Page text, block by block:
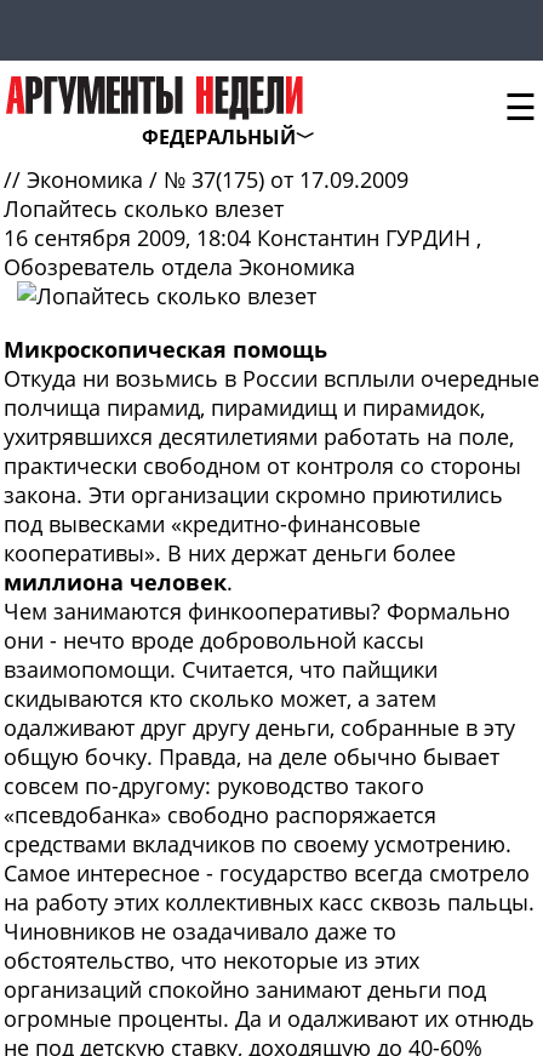
ФЕДЕРАЛЬНЫЙ
☰
// Экономика / № 37(175) от 17.09.2009
Лопайтесь сколько влезет
16 сентября 2009, 18:04 Константин ГУРДИН ,
Обозреватель отдела Экономика
Микроскопическая помощь
Откуда ни возьмись в России всплыли очередные
полчища пирамид, пирамидищ и пирамидок,
ухитрявшихся десятилетиями работать на поле,
практически свободном от контроля со стороны
закона. Эти организации скромно приютились
под вывесками «кредитно-финансовые
кооперативы». В них держат деньги более
миллиона человек.
Чем занимаются финкооперативы? Формально
они - нечто вроде добровольной кассы
взаимопомощи. Считается, что пайщики
скидываются кто сколько может, а затем
одалживают друг другу деньги, собранные в эту
общую бочку. Правда, на деле обычно бывает
совсем по-другому: руководство такого
«псевдобанка» свободно распоряжается
средствами вкладчиков по своему усмотрению.
Самое интересное - государство всегда смотрело
на работу этих коллективных касс сквозь пальцы.
Чиновников не озадачивало даже то
обстоятельство, что некоторые из этих
организаций спокойно занимают деньги под
огромные проценты. Да и одалживают их отнюдь
не под детскую ставку, доходящую до 40-60%